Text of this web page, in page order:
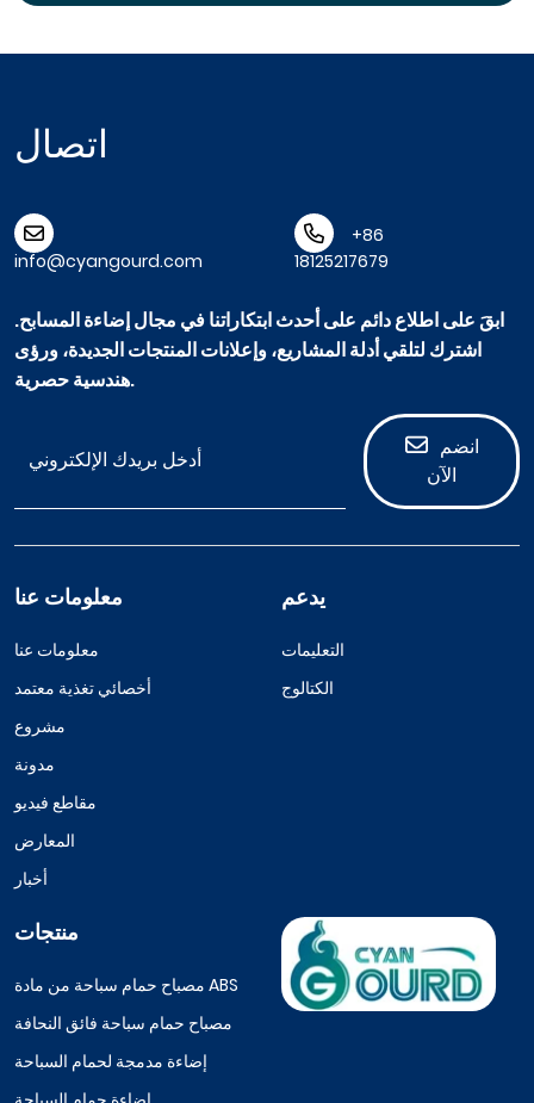
اتصال
info@cyangourd.com
+86
18125217679
ابقَ على اطلاع دائم على أحدث ابتكاراتنا في مجال إضاءة المسابح.
اشترك لتلقي أدلة المشاريع، وإعلانات المنتجات الجديدة، ورؤى
هندسية حصرية.
انضم
الآن
معلومات عنا
معلومات عنا
أخصائي تغذية معتمد
مشروع
مدونة
مقاطع فيديو
المعارض
أخبار
يدعم
التعليمات
الكتالوج
منتجات
مصباح حمام سباحة من مادة ABS
مصباح حمام سباحة فائق النحافة
إضاءة مدمجة لحمام السباحة